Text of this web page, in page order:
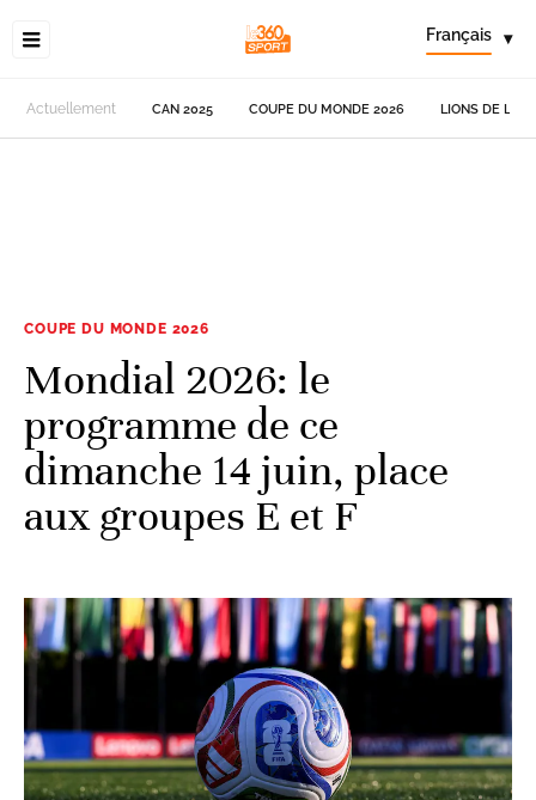
Français ▾
Actuellement CAN 2025 COUPE DU MONDE 2026 LIONS DE
COUPE DU MONDE 2026
Mondial 2026: le
programme de ce
dimanche 14 juin, place
aux groupes E et F